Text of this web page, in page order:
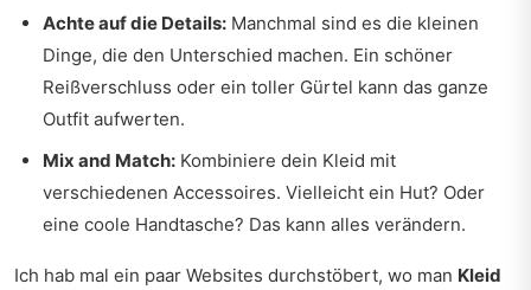
Achte auf die Details: Manchmal sind es die kleinen
Dinge, die den Unterschied machen. Ein schöner
Reißverschluss oder ein toller Gürtel kann das ganze
Outfit aufwerten.
Mix and Match: Kombiniere dein Kleid mit
verschiedenen Accessoires. Vielleicht ein Hut? Oder
eine coole Handtasche? Das kann alles verändern.
Ich hab mal ein paar Websites durchstöbert, wo man Kleid